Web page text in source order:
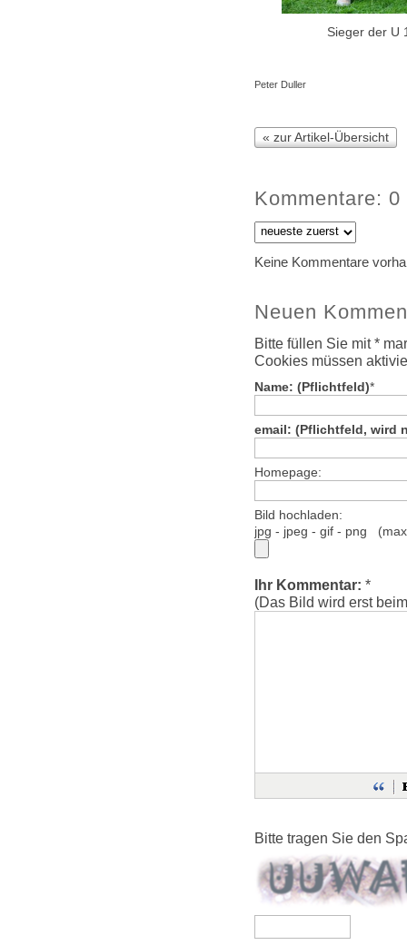
Sieger der U
Peter Duller
« zur Artikel-Übersicht
Kommentare: 0
Keine Kommentare
Neuen
Bitte füllen Sie mit *
Cookies müssen
Name: (Pflichtfeld)*
email: (Pflichtfeld, wird
Homepage:
Bild hochladen:
jpg - jpeg - gif - png
Ihr Kommentar: *
(Das Bild wird erst
Bitte tragen Sie den